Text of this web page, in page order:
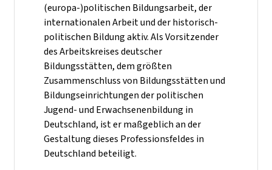
(europa-)politischen Bildungsarbeit, der
internationalen Arbeit und der historisch-
politischen Bildung aktiv. Als Vorsitzender
des Arbeitskreises deutscher
Bildungsstätten, dem größten
Zusammenschluss von Bildungsstätten und
Bildungseinrichtungen der politischen
Jugend- und Erwachsenenbildung in
Deutschland, ist er maßgeblich an der
Gestaltung dieses Professionsfeldes in
Deutschland beteiligt.